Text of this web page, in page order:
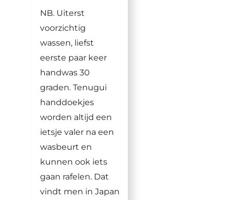
NB. Uiterst
voorzichtig
wassen, liefst
eerste paar keer
handwas 30
graden. Tenugui
handdoekjes
worden altijd een
ietsje valer na een
wasbeurt en
kunnen ook iets
gaan rafelen. Dat
vindt men in Japan